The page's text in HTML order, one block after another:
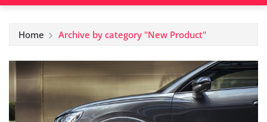
Home Archive by category "New Product"